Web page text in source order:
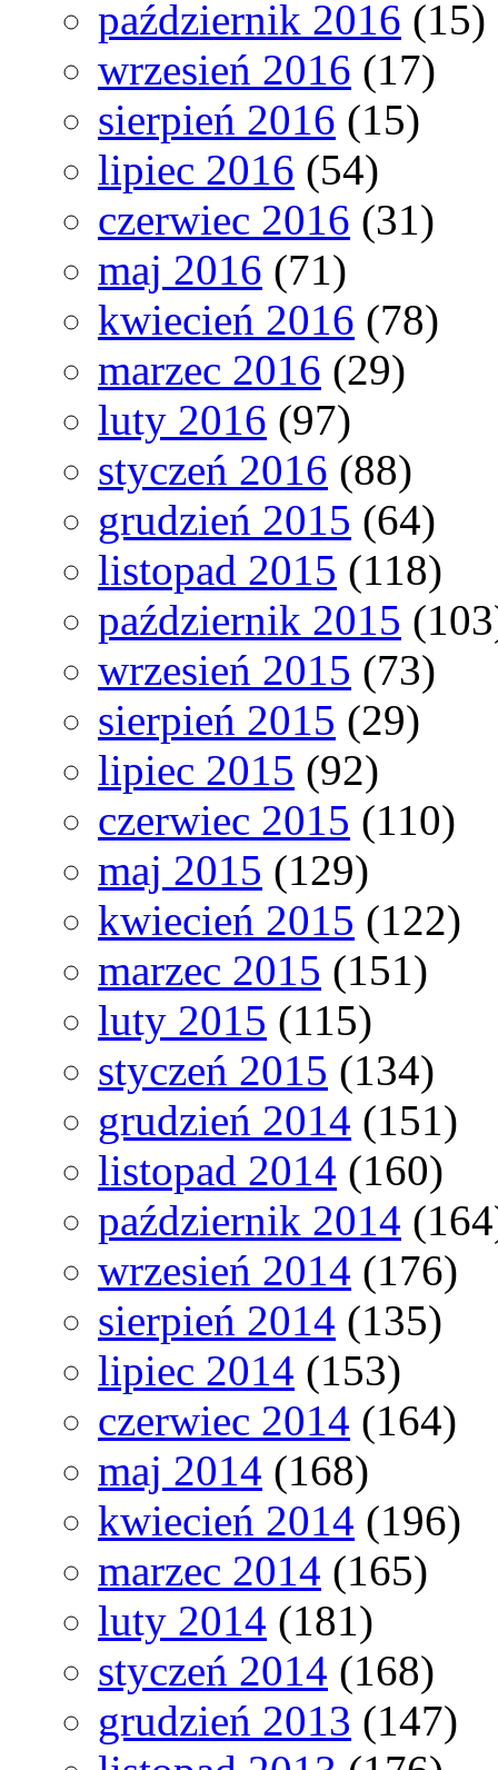
październik 2016 (15)
wrzesień 2016 (17)
sierpień 2016 (15)
lipiec 2016 (54)
czerwiec 2016 (31)
maj 2016 (71)
kwiecień 2016 (78)
marzec 2016 (29)
luty 2016 (97)
styczeń 2016 (88)
grudzień 2015 (64)
listopad 2015 (118)
październik 2015
wrzesień 2015 (73)
sierpień 2015 (29)
lipiec 2015 (92)
czerwiec 2015 (110)
maj 2015 (129)
kwiecień 2015 (122)
marzec 2015 (151)
luty 2015 (115)
styczeń 2015 (134)
grudzień 2014 (151)
listopad 2014 (160)
październik 2014
wrzesień 2014 (176)
sierpień 2014 (135)
lipiec 2014 (153)
czerwiec 2014 (164)
maj 2014 (168)
kwiecień 2014 (196)
marzec 2014 (165)
luty 2014 (181)
styczeń 2014 (168)
grudzień 2013 (147)